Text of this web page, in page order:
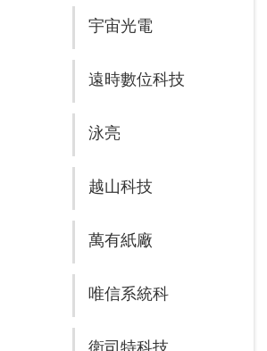
宇宙光電
遠時數位科技
泳亮
越山科技
萬有紙廠
唯信系統科